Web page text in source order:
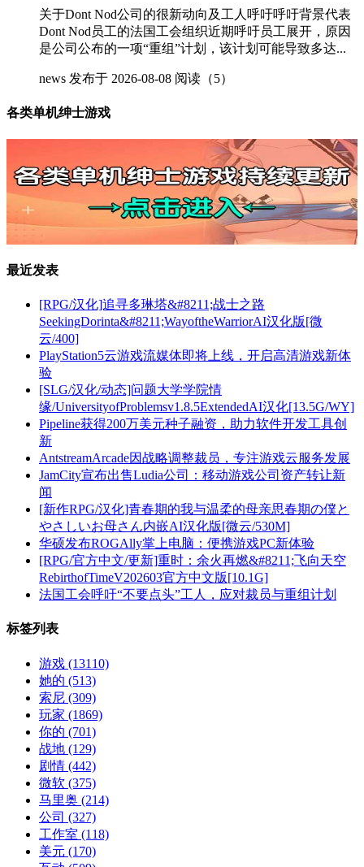
关于Dont Nod公司的很新动向及工人呼吁呼吁背景代表
Dont Nod员工的法国工会组织近期呼吁员工展开，原因
是公司公布的一项“重组”计划，该计划可能导致多达...
news 发布于 2026-08-08 阅读（5）
各类单机绅士游戏
最近发表
[RPG/汉化]追寻多琳塔&#8211;战士之路
SeekingDorinta&#8211;WayoftheWarriorAI汉化版[微
云/400]
PlayStation5云游戏流媒体即将上线，开启高清游戏新体
验
[SLG/汉化/动态]问题大学学院情
缘/UniversityofProblemsv1.8.5ExtendedAI汉化[13.5G/WY]
Pipeline获得200万美元种子融资，助力软件开发工具创
新
AntstreamArcade因战略调整裁员，专注游戏云服务发展
JamCity宣布出售Ludia公司：移动游戏公司资产转让新
闻
[新作RPG/汉化]青春期的我与温柔的母亲思春期の僕と
やさしいお母さん内嵌AI汉化版[微云/530M]
华硕发布ROGAlly掌上电脑：便携游戏PC新体验
[RPG/官方中文/更新]重时：余火再燃&#8211;飞向天空
RebirthofTimeV202603官方中文版[10.1G]
法国工会呼吁“不要点头”工人，应对裁员与重组计划
标签列表
游戏 (13110)
她的 (513)
索尼 (309)
玩家 (1869)
你的 (701)
战地 (129)
剧情 (442)
微软 (375)
马里奥 (214)
公司 (327)
工作室 (118)
美元 (170)